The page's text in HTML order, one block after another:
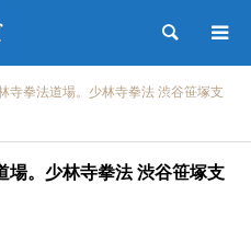
検索
寺拳法道場。少林寺拳法 渋谷笹塚支
場。少林寺拳法 渋谷笹塚支